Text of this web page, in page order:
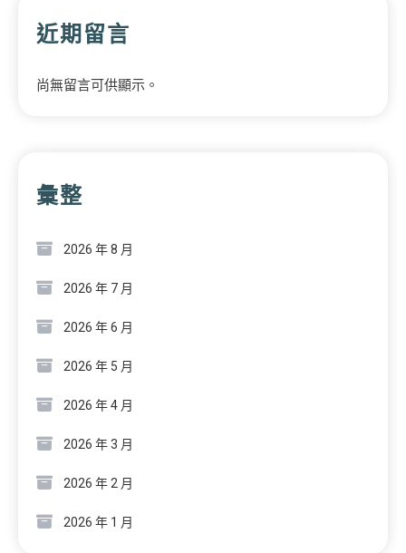
近期留言
尚無留言可供顯示。
彙整
2026 年 8 月
2026 年 7 月
2026 年 6 月
2026 年 5 月
2026 年 4 月
2026 年 3 月
2026 年 2 月
2026 年 1 月